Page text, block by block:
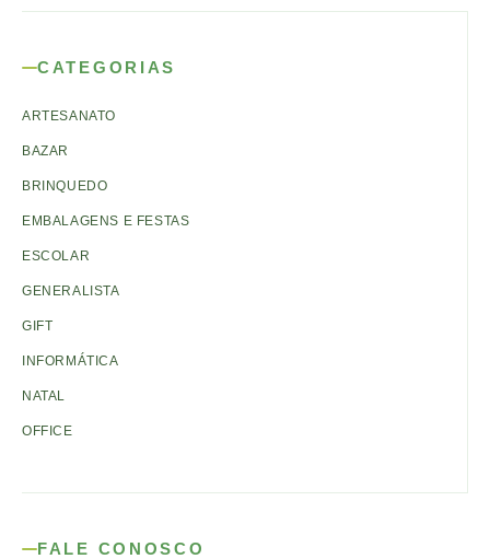
CATEGORIAS
ARTESANATO
BAZAR
BRINQUEDO
EMBALAGENS E FESTAS
ESCOLAR
GENERALISTA
GIFT
INFORMÁTICA
NATAL
OFFICE
FALE CONOSCO